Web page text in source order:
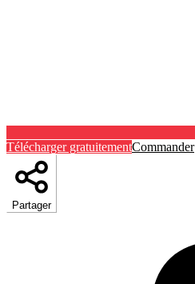
Télécharger gratuitementCommander
Partager